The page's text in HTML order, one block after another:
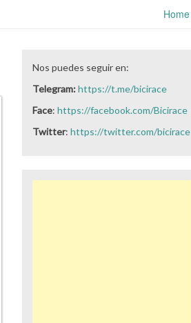
Home
Nos puedes seguir en:
Telegram:https://t.me/bicirace
Face: https://facebook.com/Bicirace
Twitter: https://twitter.com/bicirace